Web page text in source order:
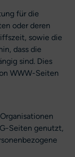
für die
oder deren
sowie die
dass die
sind. Dies
WWW-Seiten
Seiten genutzt,